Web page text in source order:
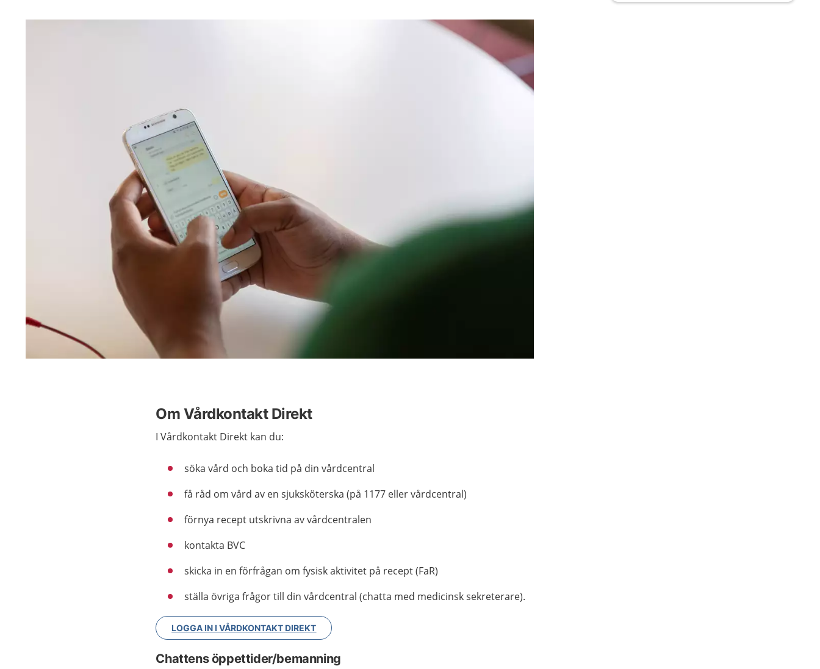
Om Vårdkontakt Direkt
I Vårdkontakt Direkt kan du:
söka vård och boka tid på din vårdcentral
få råd om vård av en sjuksköterska (på 1177 eller vårdcentral)
förnya recept utskrivna av vårdcentralen
kontakta BVC
skicka in en förfrågan om fysisk aktivitet på recept (FaR)
ställa övriga frågor till din vårdcentral (chatta med medicinsk sekreterare).
LOGGA IN I VÅRDKONTAKT DIREKT
Chattens öppettider/bemanning